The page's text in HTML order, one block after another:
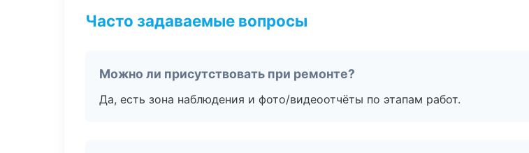
Часто задаваемые вопросы
Можно ли присутствовать при ремонте?
Да, есть зона наблюдения и фото/видеоотчёты по этапам работ.